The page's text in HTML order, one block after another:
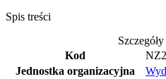
Spis treści
Szczegóły
Kod
Jednostka organizacyjna